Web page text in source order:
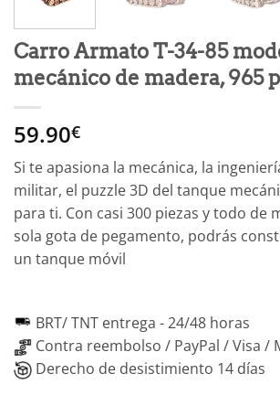
Carro Armato T-34-85
mecánico de madera, 965
59.90€
Si te apasiona la mecánica, la
militar, el puzzle 3D del tanque
para ti. Con casi 300 piezas y todo de
sola gota de pegamento, podrás
un tanque móvil
BRT/ TNT entrega -24/48 horas
Contra reembolso / PayPal / Visa /
Derecho de desistimiento 14 días